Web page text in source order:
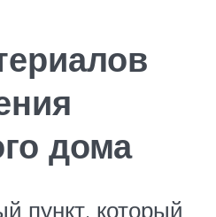
дома
пункт, который